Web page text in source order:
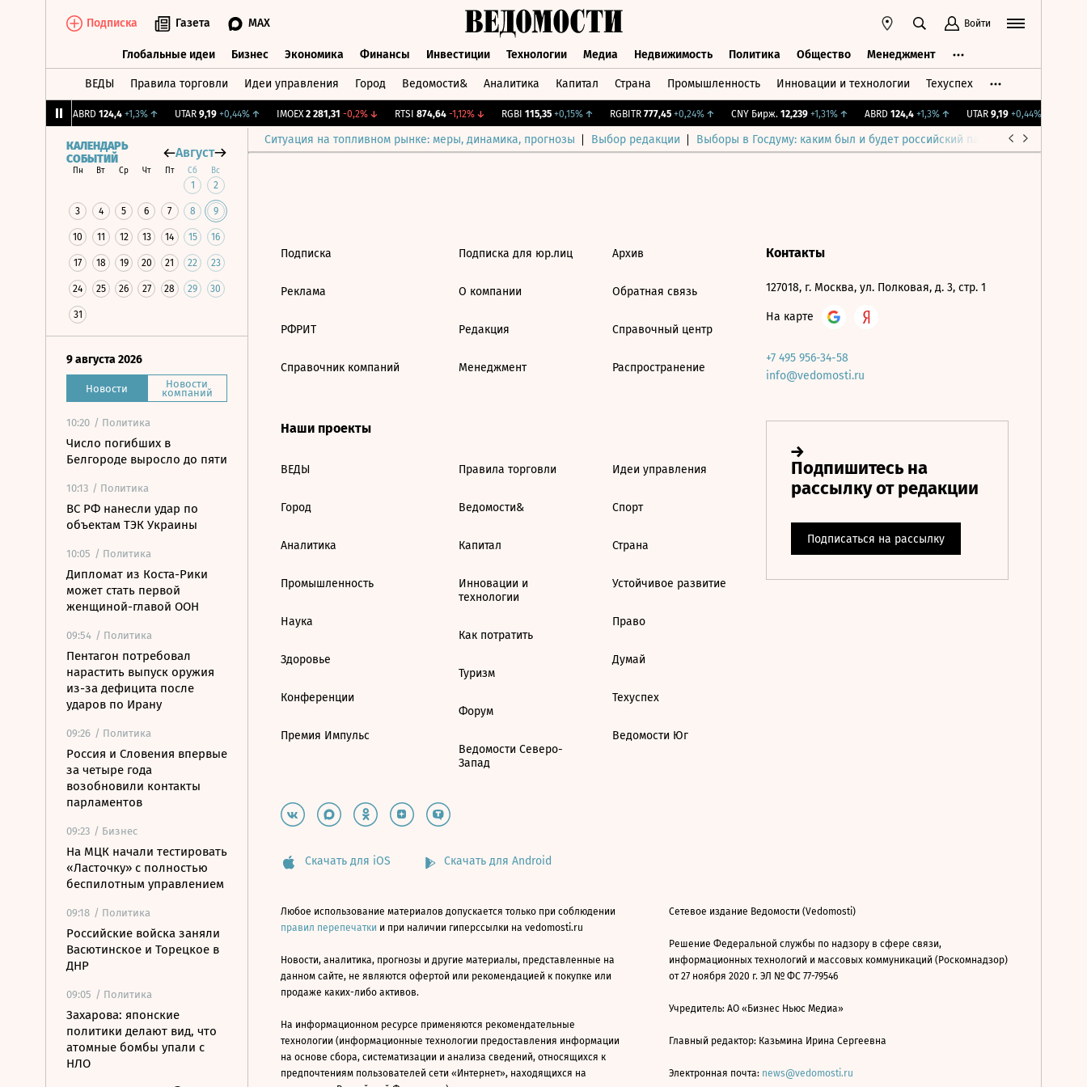
Подписка Газета MAX Войти
Глобальные идеи Бизнес Экономика Финансы Инвестиции Технологии Медиа Недвижимость Политика Общество Менеджмент
ВЕДЫ Правила торговли Идеи управления Город Ведомости& Аналитика Капитал Страна Промышленность Инновации и технологии Техуспех
ABRD 124,4 +1,3%↑ UTAR 9,19 +0,44%↑ IMOEX 2 281,31 -0,2%↓ RTSI 874,64 -1,12%↓ RGBI 115,35 +0,15%↑ RGBITR 777,45 +0,24%↑ CNY Бирж. 12,239 +1,31%↑ ABRD 124,4 +1,3%↑ UTAR 9,19 +0,44%↑
Ситуация на топливном рынке: меры, динамика, прогнозы Выбор редакции Выборы в Госдуму: каким был и будет российский парламент
КАЛЕНДАРЬ
СОБЫТИЙ
Август
Пн Вт Ср Чт Пт Сб Вс
1 2
3 4 5 6 7 8 9
10 11 12 13 14 15 16
17 18 19 20 21 22 23
24 25 26 27 28 29 30
31
9 августа 2026
Новости Новости
компаний
10:20 / Политика
Число погибших в
Белгороде выросло до пяти
10:13 / Политика
ВС РФ нанесли удар по
объектам ТЭК Украины
10:05 / Политика
Дипломат из Коста-Рики
может стать первой
женщиной-главой ООН
09:54 / Политика
Пентагон потребовал
нарастить выпуск оружия
из-за дефицита после
ударов по Ирану
09:26 / Политика
Россия и Словения впервые
за четыре года
возобновили контакты
парламентов
09:23 / Бизнес
На МЦК начали тестировать
«Ласточку» с полностью
беспилотным управлением
09:18 / Политика
Российские войска заняли
Васютинское и Торецкое в
ДНР
09:05 / Политика
Захарова: японские
политики делают вид, что
атомные бомбы упали с
НЛО
Подписка
Реклама
РФРИТ
Справочник компаний
Подписка для юр.лиц
О компании
Редакция
Менеджмент
Архив
Обратная связь
Справочный центр
Распространение
Наши проекты
ВЕДЫ
Город
Аналитика
Промышленность
Наука
Здоровье
Конференции
Премия Импульс
Правила торговли
Ведомости&
Капитал
Инновации и
технологии
Как потратить
Туризм
Форум
Ведомости Северо-
Запад
Идеи управления
Спорт
Страна
Устойчивое развитие
Право
Думай
Техуспех
Ведомости Юг
Контакты
127018, г. Москва, ул. Полковая, д. 3, стр. 1
На карте
+7 495 956-34-58
info@vedomosti.ru
Скачать для iOS Скачать для Android
Любое использование материалов допускается только при соблюдении
правил перепечатки и при наличии гиперссылки на vedomosti.ru
Новости, аналитика, прогнозы и другие материалы, представленные на
данном сайте, не являются офертой или рекомендацией к покупке или
продаже каких-либо активов.
На информационном ресурсе применяются рекомендательные
технологии (информационные технологии предоставления информации
на основе сбора, систематизации и анализа сведений, относящихся к
предпочтениям пользователей сети «Интернет», находящихся на
Сетевое издание Ведомости (Vedomosti)
Решение Федеральной службы по надзору в сфере связи,
информационных технологий и массовых коммуникаций (Роскомнадзор)
от 27 ноября 2020 г. ЭЛ № ФС 77-79546
Учредитель: АО «Бизнес Ньюс Медиа»
Главный редактор: Казьмина Ирина Сергеевна
Электронная почта: news@vedomosti.ru